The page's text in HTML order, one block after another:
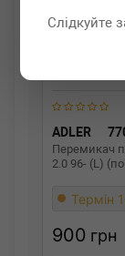
Слідкуйте
ADLER
Перемикач
2.0 96- (L)
Термін
900 грн